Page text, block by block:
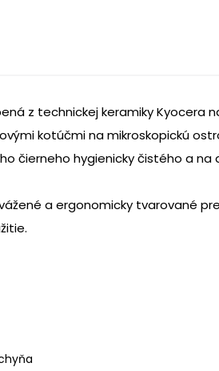
z technickej keramiky Kyocera
kotúčmi na mikroskopickú
čierneho hygienicky čistého a na
a ergonomicky tvarované